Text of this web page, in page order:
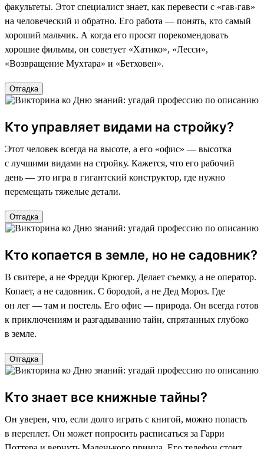
факультеты. Этот специалист знает, как перевести с «гав-гав»
на человеческий и обратно. Его работа — понять, кто самый
хороший мальчик. А когда его просят порекомендовать
хорошие фильмы, он советует «Хатико», «Лесси»,
«Возвращение Мухтара» и «Бетховен».
Отгадка
Кто управляет видами на стройку?
Этот человек всегда на высоте, а его «офис» — высотка
с лучшими видами на стройку. Кажется, что его рабочий
день — это игра в гигантский конструктор, где нужно
перемещать тяжелые детали.
Отгадка
Кто копается в земле, но не садовник?
В свитере, а не Фредди Крюгер. Делает съемку, а не оператор.
Копает, а не садовник. С бородой, а не Дед Мороз. Где
он лег — там и постель. Его офис — природа. Он всегда готов
к приключениям и разгадыванию тайн, спрятанных глубоко
в земле.
Отгадка
Кто знает все книжные тайны?
Он уверен, что, если долго играть с книгой, можно попасть
в переплет. Он может попросить расписаться за Гарри